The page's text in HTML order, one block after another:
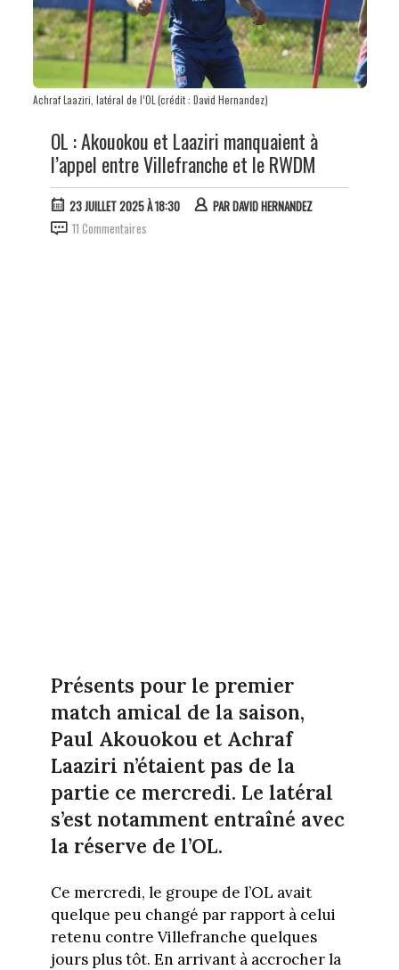
Achraf Laaziri, latéral de l’OL (crédit : David Hernandez)
OL : Akouokou et Laaziri manquaient à
l’appel entre Villefranche et le RWDM
23 JUILLET 2025 À 18:30 PARDAVID HERNANDEZ
11 Commentaires
Présents pour le premier
match amical de la saison,
Paul Akouokou et Achraf
Laaziri n’étaient pas de la
partie ce mercredi. Le latéral
s’est notamment entraîné avec
la réserve de l’OL.
Ce mercredi, le groupe de l’OL avait
quelque peu changé par rapport à celui
retenu contre Villefranche quelques
jours plus tôt. En arrivant à accrocher la